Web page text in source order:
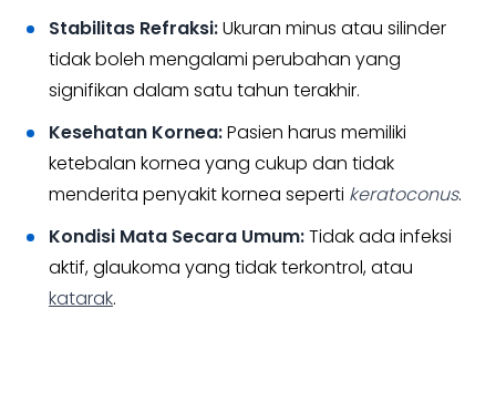
Stabilitas Refraksi:Ukuran minus atau silinder
tidak boleh mengalami perubahan yang
signifikan dalam satu tahun terakhir.
Kesehatan Kornea:Pasien harus memiliki
ketebalan kornea yang cukup dan tidak
menderita penyakit kornea seperti keratoconus.
Kondisi Mata Secara Umum:Tidak ada infeksi
aktif, glaukoma yang tidak terkontrol, atau
katarak.